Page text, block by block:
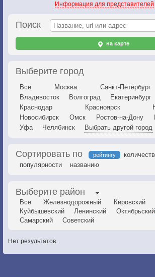
Информация для
Поиск
на карте
Выберите город
Все Москва Санкт-Петербург
Владивосток
Волгоград Екатеринбург
Краснодар
Красноярск
Новосибирск
Омск Ростов-на-Дону
Уфа Челябинск Выбрать другой город
Сортировать по рейтингу
популярности
названию
Выберите район
Все Железнодорожный Кировский
Куйбышевский
Ленинский Октябрьский
Самарский Советский
Нет результатов.